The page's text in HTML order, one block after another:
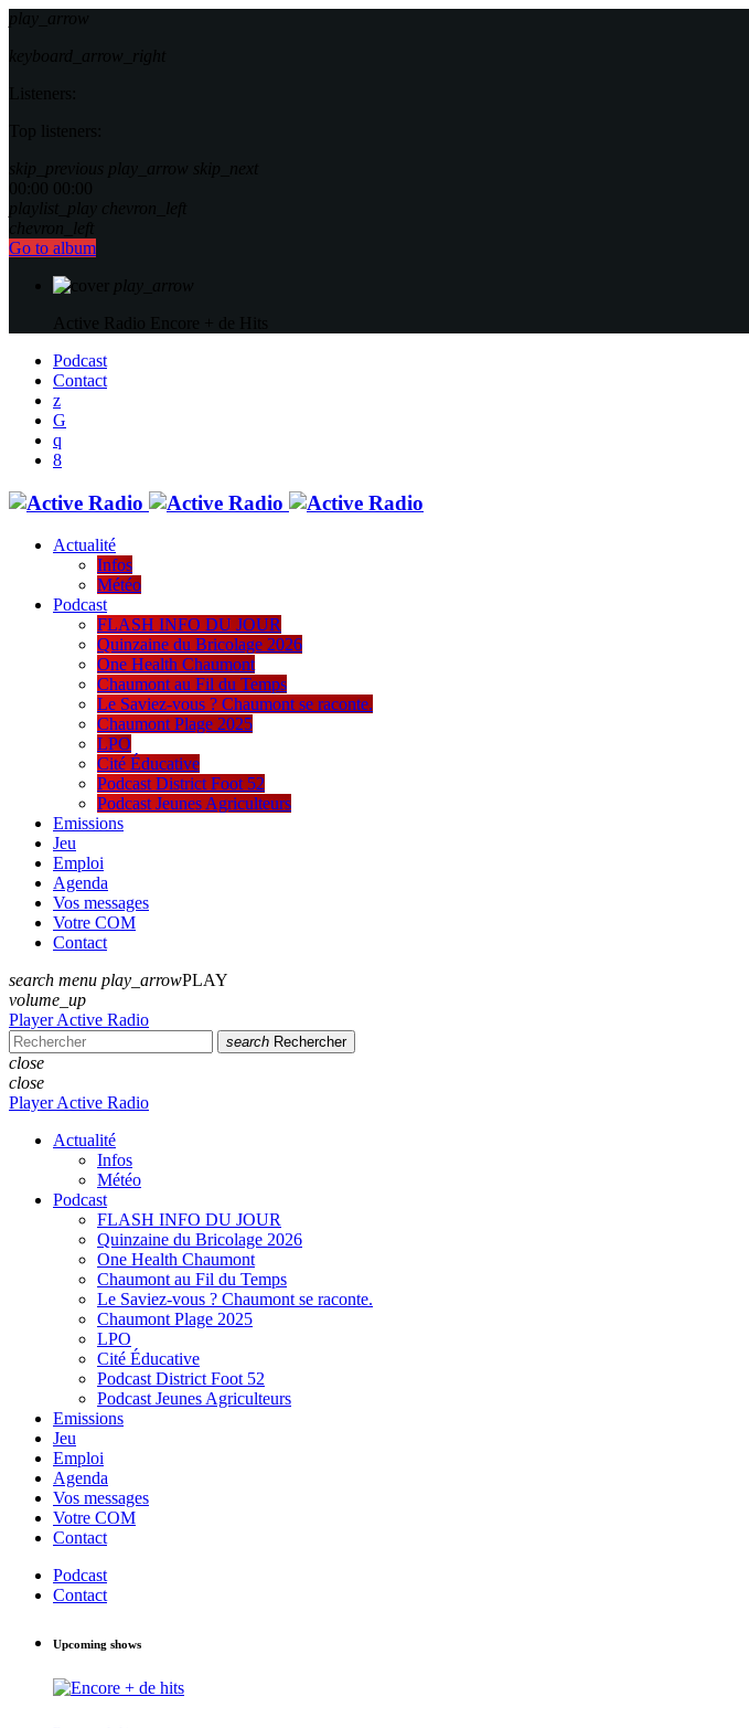
play_arrow
keyboard_arrow_right
Listeners:
Top listeners:
skip_previous play_arrow skip_next
00:00 00:00
playlist_play chevron_left
chevron_left
Go to album
play_arrow
Active Radio Encore + de Hits
Podcast
Contact
Actualité
Infos
Météo
Podcast
FLASH INFO DU JOUR
Quinzaine du Bricolage 2026
One Health Chaumont
Chaumont au Fil du Temps
Le Saviez-vous ? Chaumont se raconte.
Chaumont Plage 2025
LPO
Cité Éducative
Podcast District Foot 52
Podcast Jeunes Agriculteurs
Emissions
Jeu
Emploi
Agenda
Vos messages
Votre COM
Contact
search menu play_arrowPLAY
volume_up
Player Active Radio
search Rechercher
close
close
Player Active Radio
Actualité
Infos
Météo
Podcast
FLASH INFO DU JOUR
Quinzaine du Bricolage 2026
One Health Chaumont
Chaumont au Fil du Temps
Le Saviez-vous ? Chaumont se raconte.
Chaumont Plage 2025
LPO
Cité Éducative
Podcast District Foot 52
Podcast Jeunes Agriculteurs
Emissions
Jeu
Emploi
Agenda
Vos messages
Votre COM
Contact
Podcast
Contact
Upcoming shows